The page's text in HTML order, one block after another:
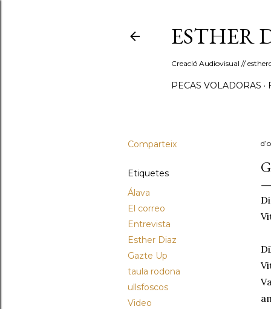
ESTHER
Creació Audiovisual //
PECAS VOLADORAS
Comparteix
Etiquetes
Álava
El correo
Entrevista
Esther Diaz
Gazte Up
taula rodona
ullsfoscos
Video